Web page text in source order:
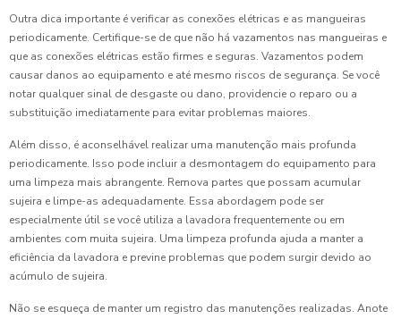
Outra dica importante é verificar as conexões elétricas e as mangueiras
periodicamente. Certifique-se de que não há vazamentos nas mangueiras e
que as conexões elétricas estão firmes e seguras. Vazamentos podem
causar danos ao equipamento e até mesmo riscos de segurança. Se você
notar qualquer sinal de desgaste ou dano, providencie o reparo ou a
substituição imediatamente para evitar problemas maiores.
Além disso, é aconselhável realizar uma manutenção mais profunda
periodicamente. Isso pode incluir a desmontagem do equipamento para
uma limpeza mais abrangente. Remova partes que possam acumular
sujeira e limpe-as adequadamente. Essa abordagem pode ser
especialmente útil se você utiliza a lavadora frequentemente ou em
ambientes com muita sujeira. Uma limpeza profunda ajuda a manter a
eficiência da lavadora e previne problemas que podem surgir devido ao
acúmulo de sujeira.
Não se esqueça de manter um registro das manutenções realizadas. Anote